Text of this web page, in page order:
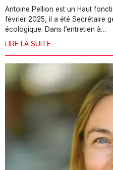
Antoine Pellion est un Haut
février 2025, il a été Secrétaire
écologique. Dans l’entretien à…
LIRE LA SUITE